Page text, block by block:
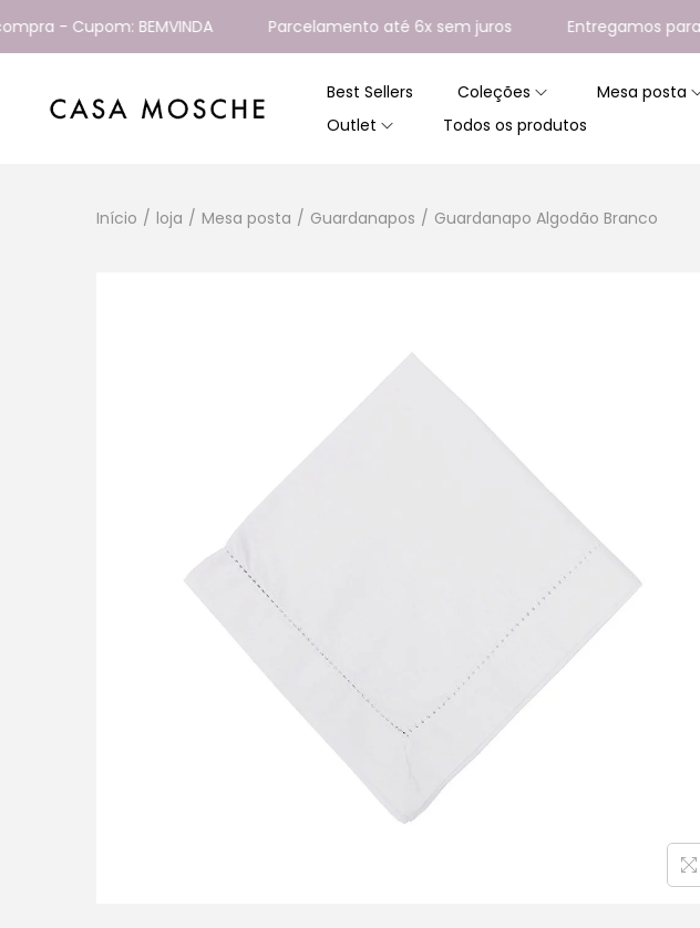
- Cupom: BEMVINDA Parcelamento até 6x sem juros Entregamos para
Best Sellers Coleções Mesa posta
Outlet
Todos os produtos
Início / loja / Mesa posta / Guardanapos / Guardanapo Algodão Branco